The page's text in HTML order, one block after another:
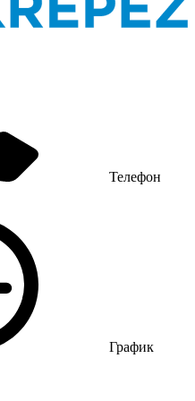
Телефон
График